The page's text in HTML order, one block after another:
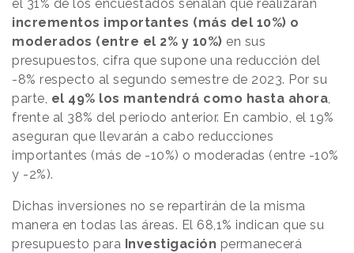
el 31% de los encuestados señalan que realizarán
incrementos importantes (más del 10%) o
moderados (entre el 2% y 10%) en sus
presupuestos, cifra que supone una reducción del
-8% respecto al segundo semestre de 2023. Por su
parte, el 49% los mantendrá como hasta ahora,
frente al 38% del periodo anterior. En cambio, el 19%
aseguran que llevarán a cabo reducciones
importantes (más de -10%) o moderadas (entre -10%
y -2%).
Dichas inversiones no se repartirán de la misma
manera en todas las áreas. El 68,1% indican que su
presupuesto para Investigación permanecerá